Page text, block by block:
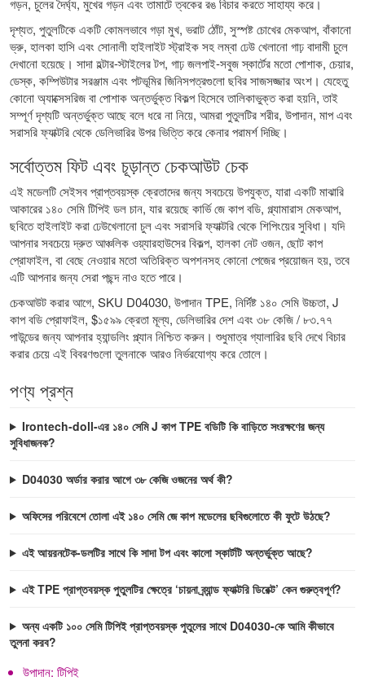
গড়ন, চুলের দৈর্ঘ্য, মুখের গড়ন এবং তামাটে ত্বকের রঙ বিচার করতে সাহায্য করে।
দৃশ্যত, পুতুলটিকে একটি কোমলভাবে গড়া মুখ, ভরাট ঠোঁট, সুস্পষ্ট চোখের মেকআপ, বাঁকানো
ভ্রু, হালকা হাসি এবং সোনালী হাইলাইট স্ট্রাইক সহ লম্বা ঢেউ খেলানো গাঢ় বাদামী চুলে
দেখানো হয়েছে। সাদা হল্টার-স্টাইলের টপ, গাঢ় জলপাই-সবুজ স্কার্টের মতো পোশাক, চেয়ার,
ডেস্ক, কম্পিউটার সরঞ্জাম এবং পটভূমির জিনিসপত্রগুলো ছবির সাজসজ্জার অংশ। যেহেতু
কোনো অ্যাক্সেসরিজ বা পোশাক অন্তর্ভুক্ত বিকল্প হিসেবে তালিকাভুক্ত করা হয়নি, তাই
সম্পূর্ণ দৃশ্যটি অন্তর্ভুক্ত আছে বলে ধরে না নিয়ে, আমরা পুতুলটির শরীর, উপাদান, মাপ এবং
সরাসরি ফ্যাক্টরি থেকে ডেলিভারির উপর ভিত্তি করে কেনার পরামর্শ দিচ্ছি।
সর্বোত্তম ফিট এবং চূড়ান্ত চেকআউট চেক
এই মডেলটি সেইসব প্রাপ্তবয়স্ক ক্রেতাদের জন্য সবচেয়ে উপযুক্ত, যারা একটি মাঝারি
আকারের ১৪০ সেমি টিপিই ডল চান, যার রয়েছে কার্ভি জে কাপ বডি, গ্ল্যামারাস মেকআপ,
ছবিতে হাইলাইট করা ঢেউখেলানো চুল এবং সরাসরি ফ্যাক্টরি থেকে শিপিংয়ের সুবিধা। যদি
আপনার সবচেয়ে দ্রুত আঞ্চলিক ওয়্যারহাউসের বিকল্প, হালকা নেট ওজন, ছোট কাপ
প্রোফাইল, বা বেছে নেওয়ার মতো অতিরিক্ত অপশনসহ কোনো পেজের প্রয়োজন হয়, তবে
এটি আপনার জন্য সেরা পছন্দ নাও হতে পারে।
চেকআউট করার আগে, SKU D04030, উপাদান TPE, নির্দিষ্ট ১৪০ সেমি উচ্চতা, J
কাপ বডি প্রোফাইল, $১৫৯৯ ক্রেতা মূল্য, ডেলিভারির দেশ এবং ৩৮ কেজি / ৮৩.৭৭
পাউন্ডের জন্য আপনার হ্যান্ডলিং প্ল্যান নিশ্চিত করুন। শুধুমাত্র গ্যালারির ছবি দেখে বিচার
করার চেয়ে এই বিবরণগুলো তুলনাকে আরও নির্ভরযোগ্য করে তোলে।
পণ্য প্রশ্ন
Irontech-doll-এর ১৪০ সেমি J কাপ TPE বডিটি কি বাড়িতে সংরক্ষণের জন্য
সুবিধাজনক?
D04030 অর্ডার করার আগে ৩৮ কেজি ওজনের অর্থ কী?
অফিসের পরিবেশে তোলা এই ১৪০ সেমি জে কাপ মডেলের ছবিগুলোতে কী ফুটে উঠছে?
এই আয়রনটেক-ডলটির সাথে কি সাদা টপ এবং কালো স্কার্টটি অন্তর্ভুক্ত আছে?
এই TPE প্রাপ্তবয়স্ক পুতুলটির ক্ষেত্রে ‘চায়না ব্র্যান্ড ফ্যাক্টরি ডিরেক্ট’ কেন গুরুত্বপূর্ণ?
অন্য একটি ১০০ সেমি টিপিই প্রাপ্তবয়স্ক পুতুলের সাথে D04030-কে আমি কীভাবে
তুলনা করব?
উপাদান: টিপিই